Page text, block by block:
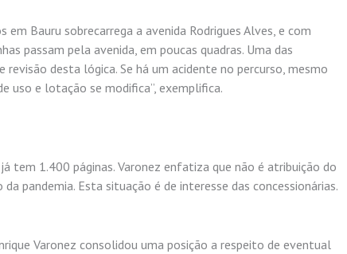
Bauru sobrecarrega a avenida Rodrigues Alves, e com
passam pela avenida, em poucas quadras. Uma das
desta lógica. Se há um acidente no percurso, mesmo
uso e lotação se modifica”, exemplifica.
tem 1.400 páginas. Varonez enfatiza que não é atribuição do
pandemia. Esta situação é de interesse das concessionárias.
Varonez consolidou uma posição a respeito de eventual